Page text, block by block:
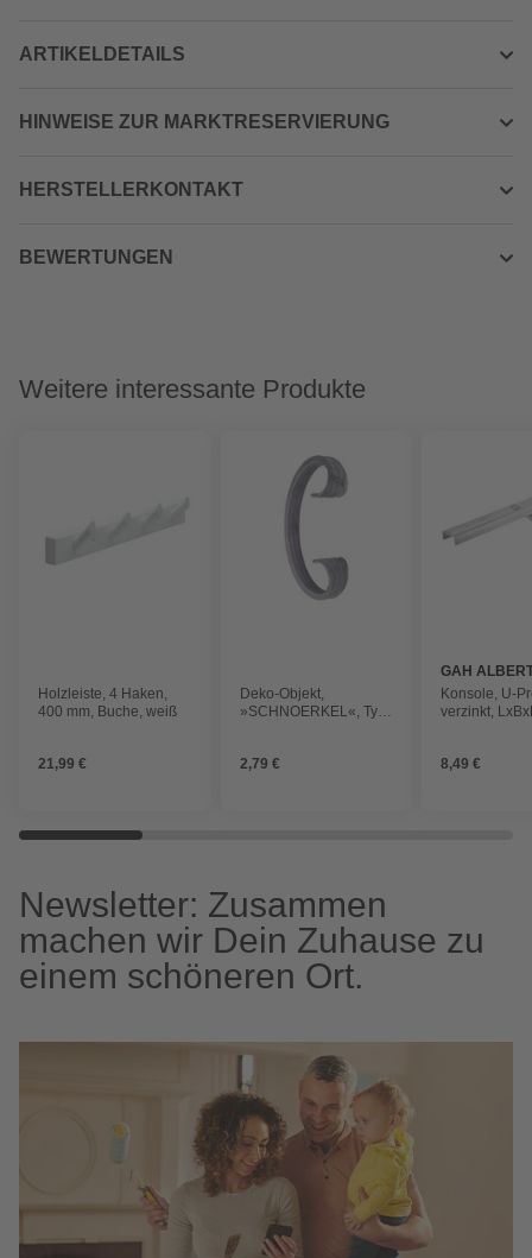
ARTIKELDETAILS
HINWEISE ZUR MARKTRESERVIERUNG
HERSTELLERKONTAKT
BEWERTUNGEN
Weitere interessante Produkte
Holzleiste, 4 Haken,
400 mm, Buche, weiß
21,99 €
Deko-Objekt,
»SCHNOERKEL«, Typ
2,79 €
GAH
Konsole, U-
verzinkt,
8,49 €
Newsletter: Zusammen
machen wir Dein Zuhause zu
einem schöneren Ort.